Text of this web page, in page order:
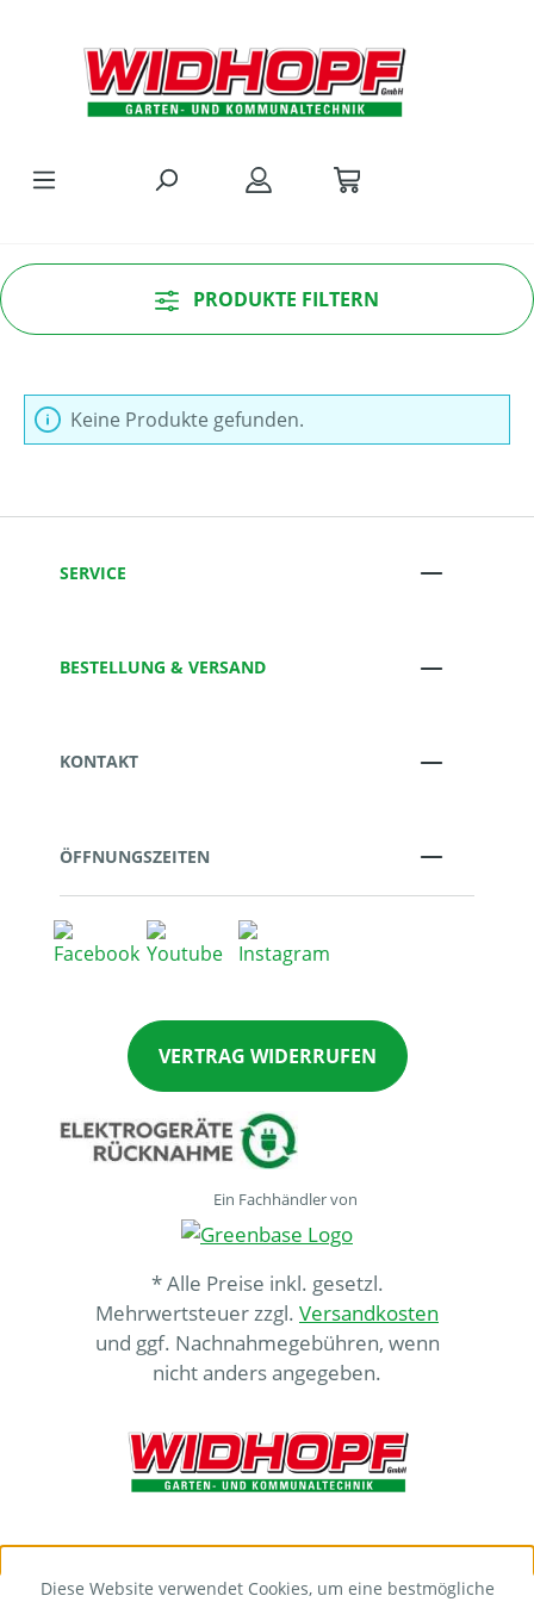
PRODUKTE FILTERN
Keine Produkte gefunden.
SERVICE
BESTELLUNG & VERSAND
KONTAKT
ÖFFNUNGSZEITEN
VERTRAG WIDERRUFEN
Ein Fachhändler von
* Alle Preise inkl. gesetzl.
Mehrwertsteuer zzgl. Versandkosten
und ggf. Nachnahmegebühren, wenn
nicht anders angegeben.
Diese Website verwendet Cookies, um eine bestmögliche